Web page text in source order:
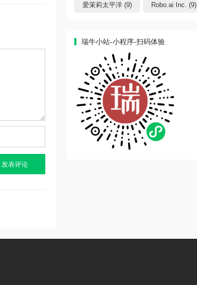
爱茉莉太平洋 (9) Robo.ai Inc. (9)
瑞牛小站-小程序-扫码体验